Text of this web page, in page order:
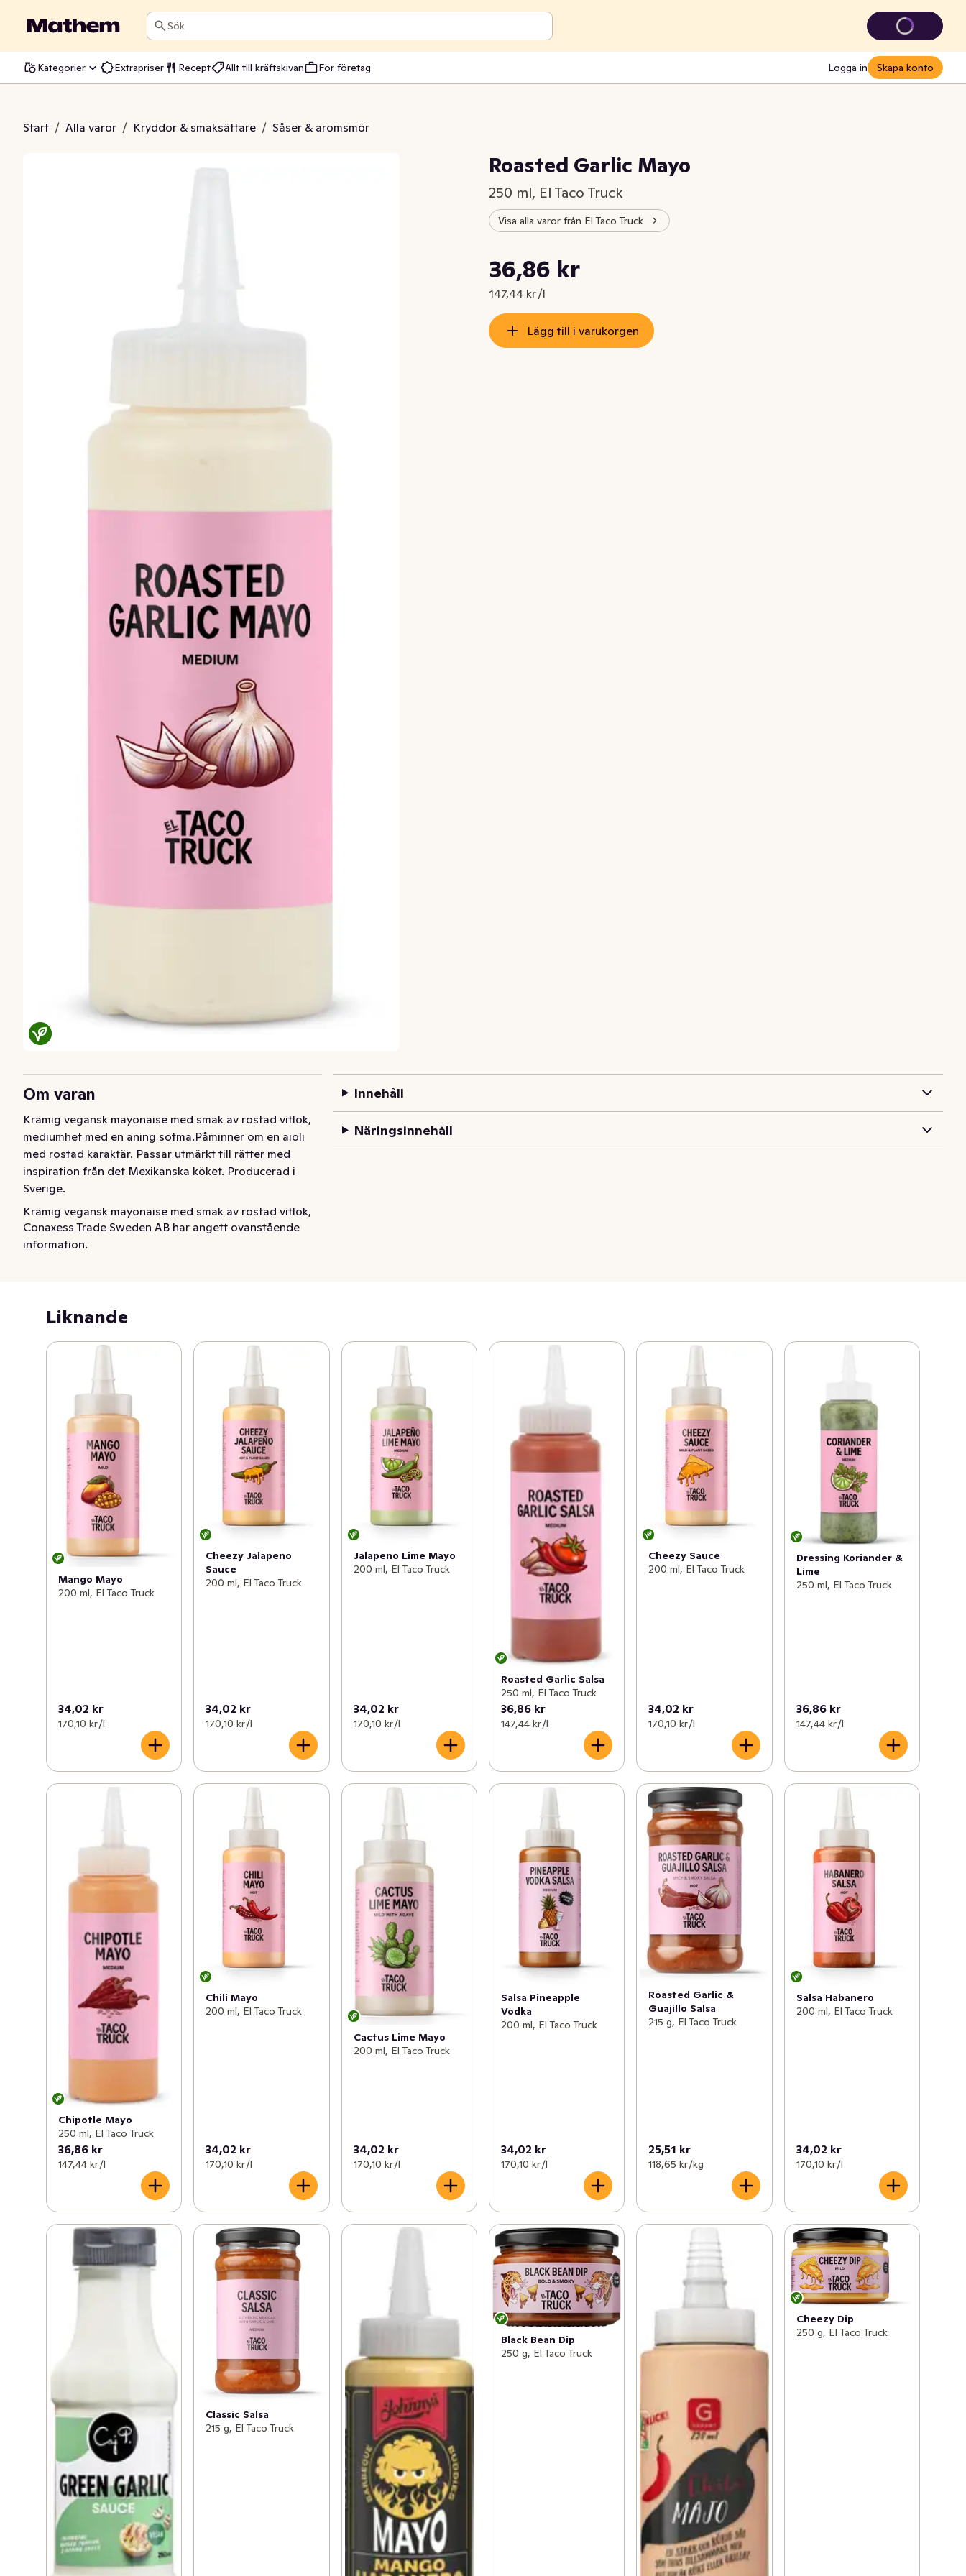
Sök
Kategorier Extrapriser Recept Allt till kräftskivan För företag Logga in Skapa konto
Start / Alla varor / Kryddor & smaksättare / Såser & aromsmör
Garlic Mayo
Roasted Garlic Mayo
250 ml, El Taco Truck
Visa alla varor från El Taco Truck
Nuvarande pris är: 36,86 kr
36,86 kr
147,44 kr /l
Styckpris: 147,44 kr /l
Lägg till i varukorgen
Om varan
Krämig vegansk mayonaise med smak av rostad vitlök,
mediumhet med en aning sötma.Påminner om en aioli
med rostad karaktär. Passar utmärkt till rätter med
inspiration från det Mexikanska köket. Producerad i
Sverige.
Krämig vegansk mayonaise med smak av rostad vitlök,
mediumhet med en aning sötma.Påminner om en aioli
med rostad karaktär. Passar utmärkt till rätter med
Conaxess Trade Sweden AB har angett ovanstående
information.
Innehåll
Näringsinnehåll
Liknande
Mango Mayo
200 ml, El Taco Truck
34,02 kr
170,10 kr /l
Cheezy Jalapeno
Sauce
200 ml, El Taco Truck
34,02 kr
170,10 kr /l
Jalapeno Lime Mayo
200 ml, El Taco Truck
34,02 kr
170,10 kr /l
Roasted Garlic Salsa
250 ml, El Taco Truck
36,86 kr
147,44 kr /l
Cheezy Sauce
200 ml, El Taco Truck
34,02 kr
170,10 kr /l
Dressing Koriander &
Lime
250 ml, El Taco Truck
36,86 kr
147,44 kr /l
Chipotle Mayo
250 ml, El Taco Truck
36,86 kr
147,44 kr /l
Chili Mayo
200 ml, El Taco Truck
34,02 kr
170,10 kr /l
Cactus Lime Mayo
200 ml, El Taco Truck
34,02 kr
170,10 kr /l
Salsa Pineapple
Vodka
200 ml, El Taco Truck
34,02 kr
170,10 kr /l
Roasted Garlic &
Guajillo Salsa
215 g, El Taco Truck
25,51 kr
118,65 kr /kg
Salsa Habanero
200 ml, El Taco Truck
34,02 kr
170,10 kr /l
Classic Salsa
215 g, El Taco Truck
Black Bean Dip
250 g, El Taco Truck
Cheezy Dip
250 g, El Taco Truck